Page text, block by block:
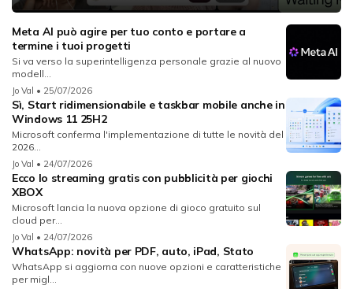
Meta AI può agire per tuo conto e portare a
termine i tuoi progetti
Si va verso la superintelligenza personale grazie al nuovo
modell...
Jo Val • 25/07/2026
Sì, Start ridimensionabile e taskbar mobile anche in
Windows 11 25H2
Microsoft conferma l'implementazione di tutte le novità del
2026...
Jo Val • 24/07/2026
Ecco lo streaming gratis con pubblicità per giochi
XBOX
Microsoft lancia la nuova opzione di gioco gratuito sul
cloud per...
Jo Val • 24/07/2026
WhatsApp: novità per PDF, auto, iPad, Stato
WhatsApp si aggiorna con nuove opzioni e caratteristiche
per migl...